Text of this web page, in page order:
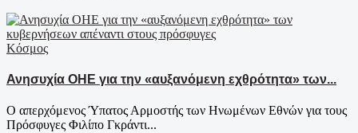
Κόσμος
Ανησυχία ΟΗΕ για την «αυξανόμενη εχθρότητα» των...
Ο απερχόμενος Ύπατος Αρμοστής των Ηνωμένων Εθνών για τους
Πρόσφυγες Φιλίπο Γκράντι...